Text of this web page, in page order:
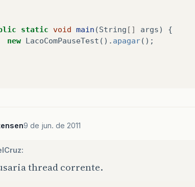
static void main (String [] args)
{
new LacoComPauseTest (). apagar();
9 de jun. de 2011
thread corrente.